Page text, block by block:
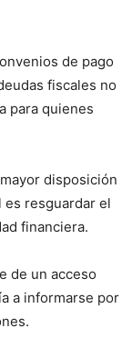
de pago
fiscales no
para quienes
disposición
es resguardar el
financiera.
de un acceso
a informarse por